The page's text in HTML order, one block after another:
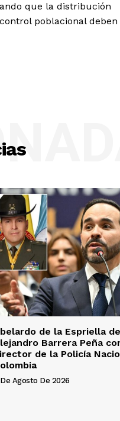
que la distribución
poblacional deben
de la Espriella
Barrera Peña
de la Policía
Agosto De 2026